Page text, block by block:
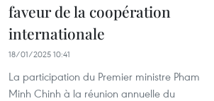
faveur de la coopération
internationale
18/01/2025 10:41
La participation du Premier ministre Pham
Minh Chinh à la réunion annuelle du